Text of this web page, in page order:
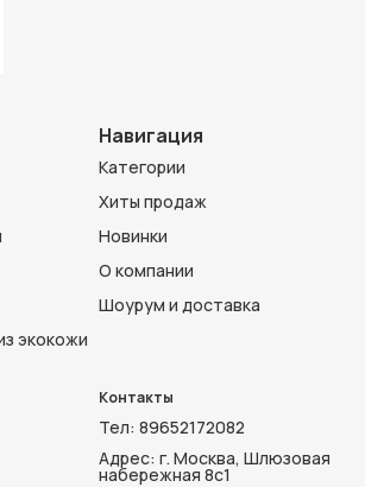
экокожи
Навигация
Категории
Хиты продаж
Новинки
О компании
Шоурум и доставка
Контакты
Тел: 89652172082
Адрес: г. Москва, Шлюзовая
набережная 8с1